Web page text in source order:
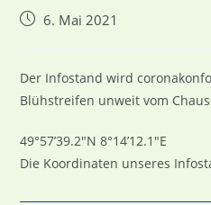
Beitrag6. Mai 2021
Der Infostand wird
Blühstreifen unweit vom
49°57’39.2″N 8°14’12.1″E
Die Koordinaten unseres